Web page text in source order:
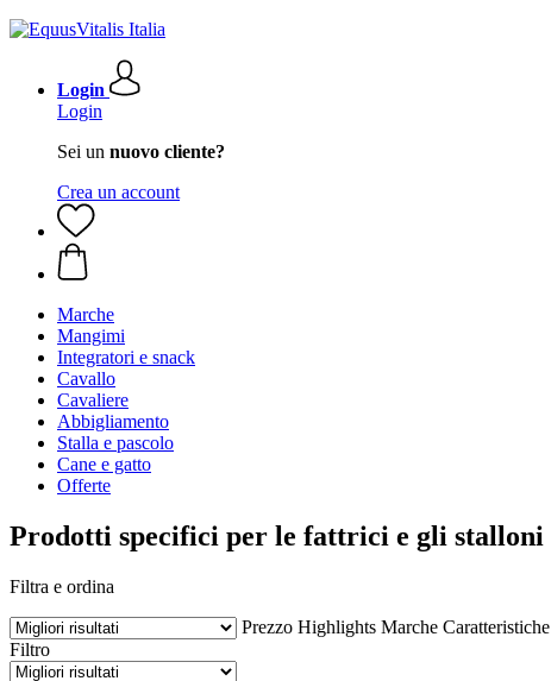
Login
Login
Sei un nuovo cliente?
Crea un account
Marche
Mangimi
Integratori e snack
Cavallo
Cavaliere
Abbigliamento
Stalla e pascolo
Cane e gatto
Offerte
Prodotti specifici per le fattrici e gli stalloni
Filtra e ordina
Prezzo Highlights Marche Caratteristiche
Filtro